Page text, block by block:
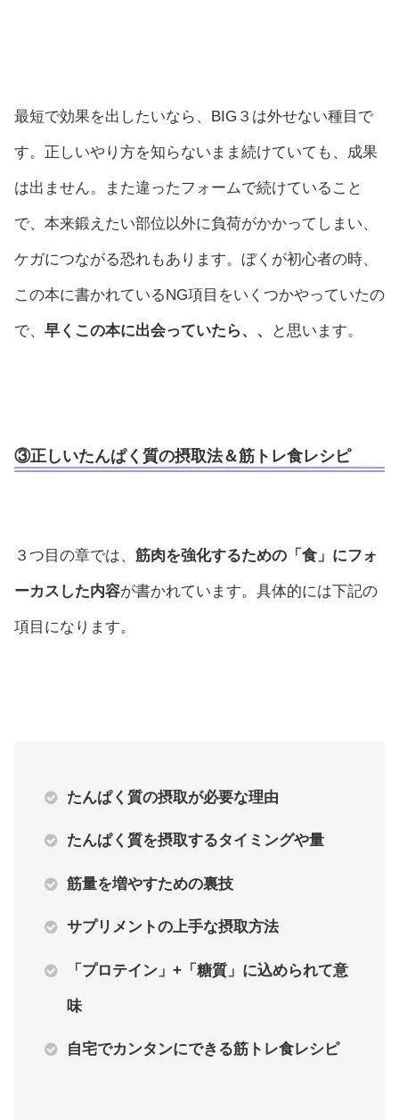
最短で効果を出したいなら、BIG３は外せない種目で
す。正しいやり方を知らないまま続けていても、成果
は出ません。また違ったフォームで続けていること
で、本来鍛えたい部位以外に負荷がかかってしまい、
ケガにつながる恐れもあります。ぼくが初心者の時、
この本に書かれているNG項目をいくつかやっていたの
で、 早くこの本に出会っていたら、、 と思います。
③正しいたんぱく質の摂取法＆筋トレ食レシピ
３つ目の章では、 筋肉を強化するための「食」にフォ
ーカスした内容が書かれています。具体的には下記の
項目になります。
たんぱく質の摂取が必要な理由
たんぱく質を摂取するタイミングや量
筋量を増やすための裏技
サプリメントの上手な摂取方法
「プロテイン」+「糖質」に込められて意
味
自宅でカンタンにできる筋トレ食レシピ